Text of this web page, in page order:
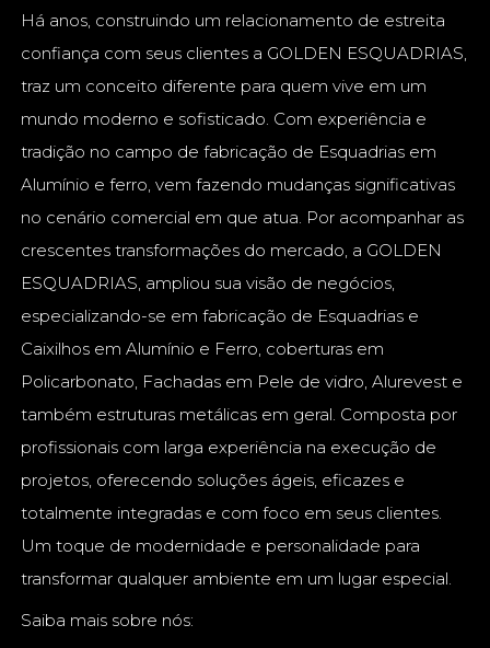
Há anos, construindo um relacionamento de estreita
confiança com seus clientes a GOLDEN ESQUADRIAS,
traz um conceito diferente para quem vive em um
mundo moderno e sofisticado. Com experiência e
tradição no campo de fabricação de Esquadrias em
Alumínio e ferro, vem fazendo mudanças significativas
no cenário comercial em que atua. Por acompanhar as
crescentes transformações do mercado, a GOLDEN
ESQUADRIAS, ampliou sua visão de negócios,
especializando-se em fabricação de Esquadrias e
Caixilhos em Alumínio e Ferro, coberturas em
Policarbonato, Fachadas em Pele de vidro, Alurevest e
também estruturas metálicas em geral. Composta por
profissionais com larga experiência na execução de
projetos, oferecendo soluções ágeis, eficazes e
totalmente integradas e com foco em seus clientes.
Um toque de modernidade e personalidade para
transformar qualquer ambiente em um lugar especial.
Saiba mais sobre nós: